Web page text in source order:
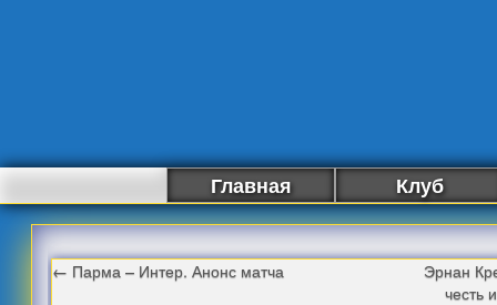
Главная Клуб
← Парма – Интер. Анонс матча
Эрнан
честь